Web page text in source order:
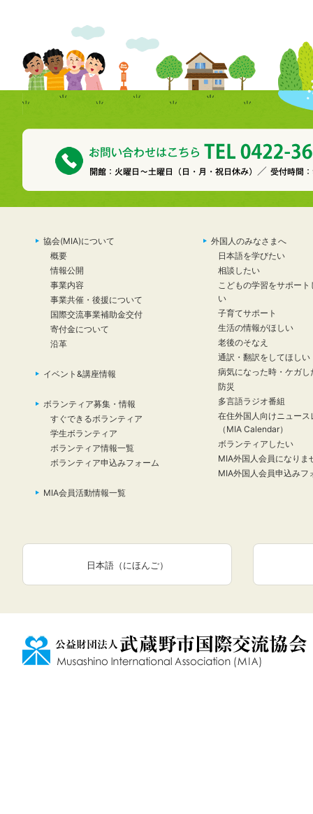
協会(MIA)について
概要
情報公開
事業内容
事業共催・後援について
国際交流事業補助金交付
寄付金について
沿革
イベント&講座情報
ボランティア募集・情報
すぐできるボランティア
学生ボランティア
ボランティア情報一覧
ボランティア申込みフォーム
MIA会員活動情報一覧
外国人のみなさまへ
日本語を学びたい
相談したい
こどもの学習をサポート
い
子育てサポート
生活の情報がほしい
老後のそなえ
通訳・翻訳をしてほしい
病気になった時・ケガし
防災
多言語ラジオ番組
在住外国人向けニュース
（MIA Calendar）
ボランティアしたい
MIA外国人会員になりま
MIA外国人会員申込みフ
日本語（にほんご）